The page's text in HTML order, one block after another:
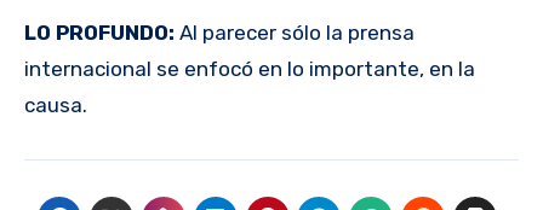
LO PROFUNDO: Al parecer sólo la prensa
internacional se enfocó en lo importante, en la
causa.